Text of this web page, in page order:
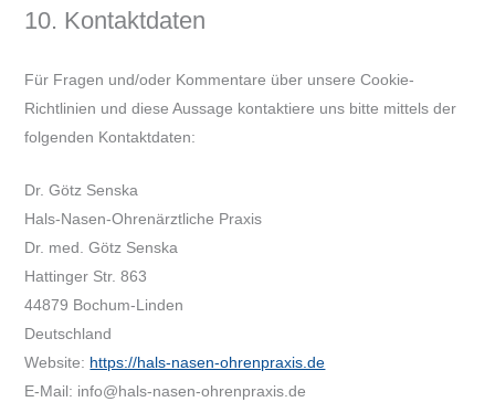
10. Kontaktdaten
Für Fragen und/oder Kommentare über unsere Cookie-
Richtlinien und diese Aussage kontaktiere uns bitte mittels der
folgenden Kontaktdaten:
Dr. Götz Senska
Hals-Nasen-Ohrenärztliche Praxis
Dr. med. Götz Senska
Hattinger Str. 863
44879 Bochum-Linden
Deutschland
Website: https://hals-nasen-ohrenpraxis.de
E-Mail: info@hals-nasen-ohrenpraxis.de